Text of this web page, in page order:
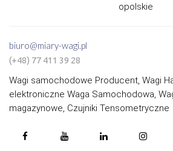
opolskie
biuro@miary-wagi.pl
(+48) 77 411 39 28
Wagi samochodowe Producent, Wagi
elektroniczne Waga Samochodowa,
magazynowe, Czujniki Tensometryczne